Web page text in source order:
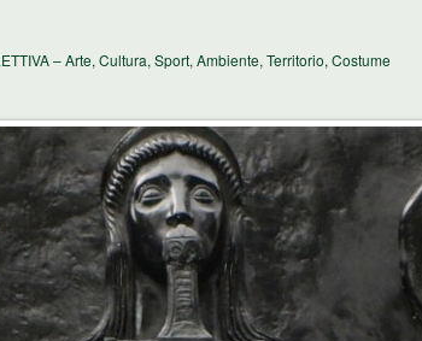
– Arte, Cultura, Sport, Ambiente, Territorio, Costume